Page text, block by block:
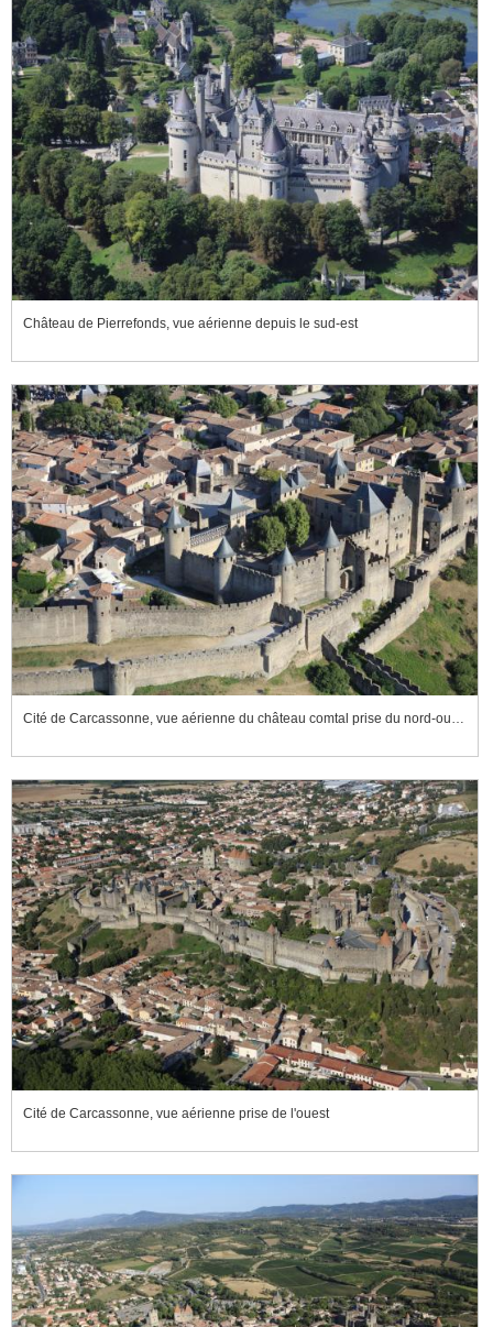
Château de Pierrefonds, vue aérienne depuis le sud-est
Cité de Carcassonne, vue aérienne du château comtal prise du nord-ouest
Cité de Carcassonne, vue aérienne prise de l'ouest